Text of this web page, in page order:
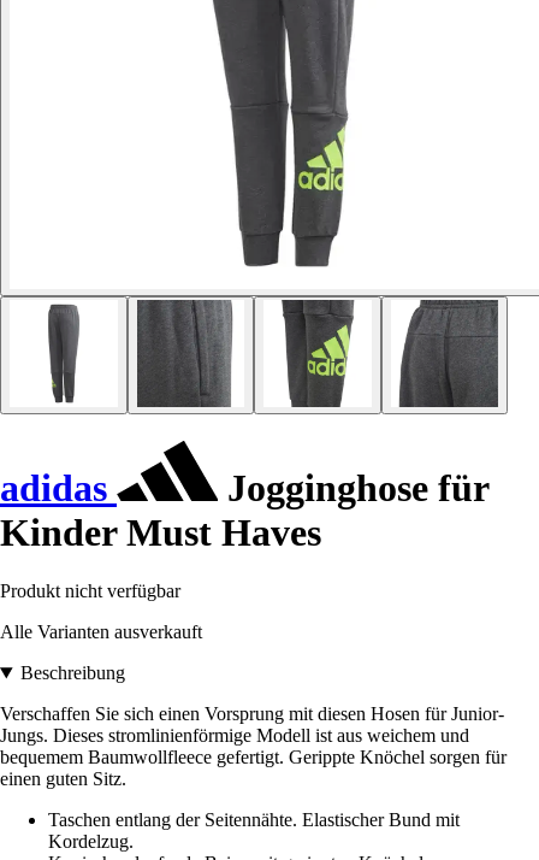
adidas
Jogginghose für
Kinder Must Haves
Produkt nicht verfügbar
Alle Varianten ausverkauft
Beschreibung
Verschaffen Sie sich einen Vorsprung mit diesen Hosen für Junior-
Jungs. Dieses stromlinienförmige Modell ist aus weichem und
bequemem Baumwollfleece gefertigt. Gerippte Knöchel sorgen für
einen guten Sitz.
Taschen entlang der Seitennähte. Elastischer Bund mit
Kordelzug.